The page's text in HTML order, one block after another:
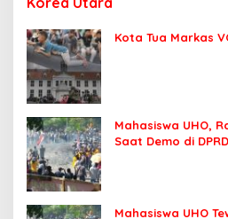
Kota Tua Markas
Mahasiswa UHO,
Saat Demo di
Mahasiswa UHO